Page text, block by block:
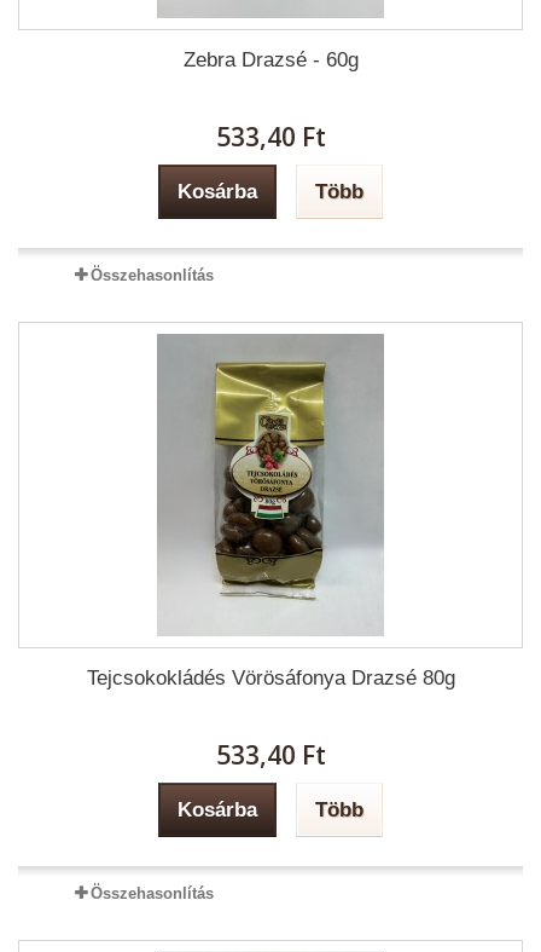
Zebra Drazsé - 60g
533,40 Ft‎
Kosárba Több
Összehasonlítás
Tejcsokokládés Vörösáfonya Drazsé 80g
533,40 Ft‎
Kosárba Több
Összehasonlítás